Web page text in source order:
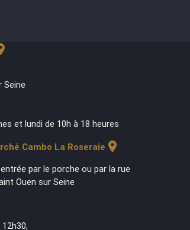
Seine
et lundi de 10h à 18 heures
Cambo La Roseraie location_on
par le porche ou par la rue
Ouen sur Seine